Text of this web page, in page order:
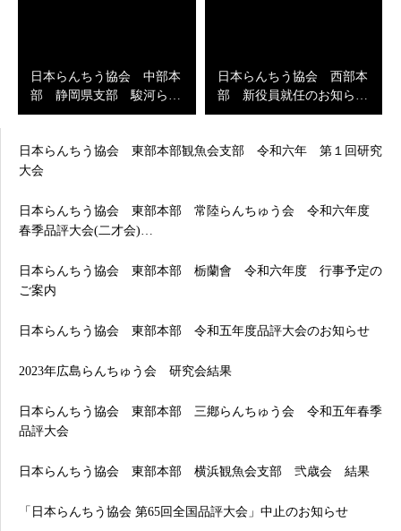
日本らんちう協会 中部本
部 静岡県支部 駿河ら…
日本らんちう協会 西部本
部 新役員就任のお知ら…
日本らんちう協会 東部本部観魚会支部 令和六年 第１回研究
大会
日本らんちう協会 東部本部 常陸らんちゅう会 令和六年度
春季品評大会(二才会)…
日本らんちう協会 東部本部 栃蘭會 令和六年度 行事予定の
ご案内
日本らんちう協会 東部本部 令和五年度品評大会のお知らせ
2023年広島らんちゅう会 研究会結果
日本らんちう協会 東部本部 三鄕らんちゅう会 令和五年春季
品評大会
日本らんちう協会 東部本部 横浜観魚会支部 弐歳会 結果
「日本らんちう協会 第65回全国品評大会」中止のお知らせ